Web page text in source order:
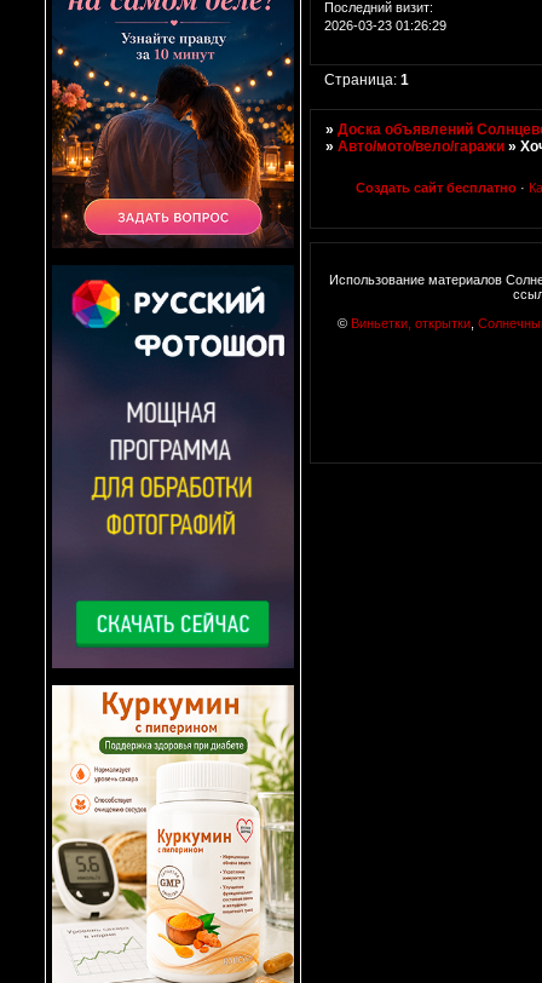
Последний визит:
2026-03-23 01:26:29
Страница:1
»Доска объявлений
»Авто/мото/вело/гаражи »
Создать сайт бесплатно ·
Использование материалов
© Виньетки, открытки